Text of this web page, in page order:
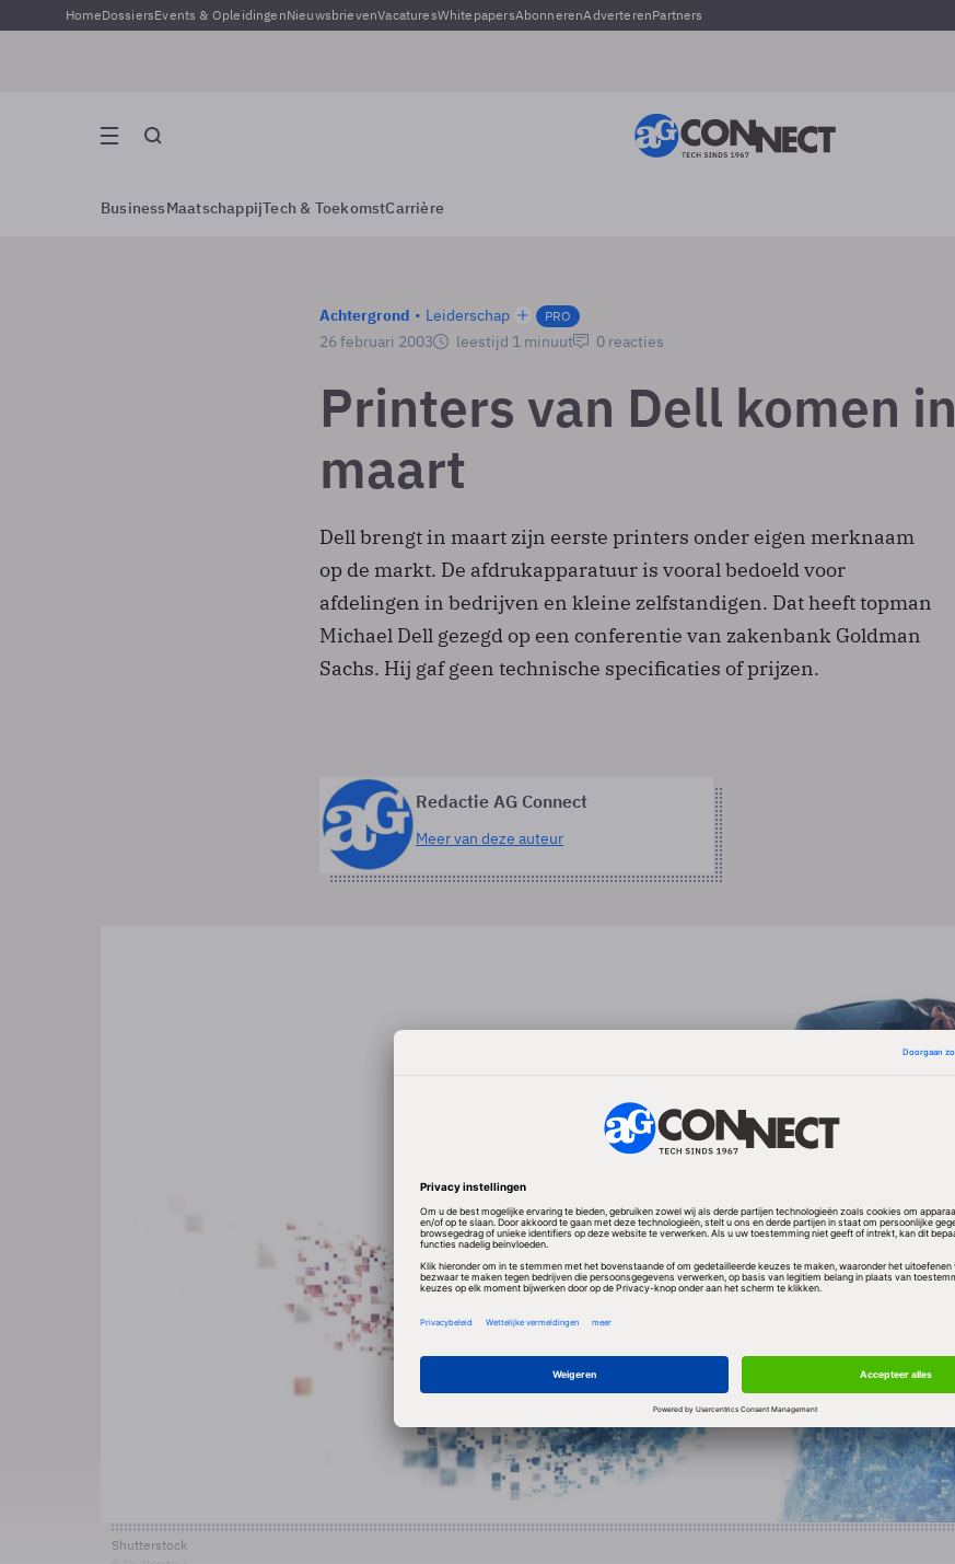
HomeDossiersEvents & OpleidingenNieuwsbrievenVacaturesWhitepapersAbonnerenAdverterenPartners
BusinessMaatschappijTech & ToekomstCarrière
Achtergrond Leiderschap PRO
26 februari 2003 leestijd 1 minuut 0 reacties
Printers van Dell komen in
maart
Dell brengt in maart zijn eerste printers onder eigen merknaam
op de markt. De afdrukapparatuur is vooral bedoeld voor
afdelingen in bedrijven en kleine zelfstandigen. Dat heeft topman
Michael Dell gezegd op een conferentie van zakenbank Goldman
Sachs. Hij gaf geen technische specificaties of prijzen.
Redactie AG Connect
Meer van deze auteur
Shutterstock